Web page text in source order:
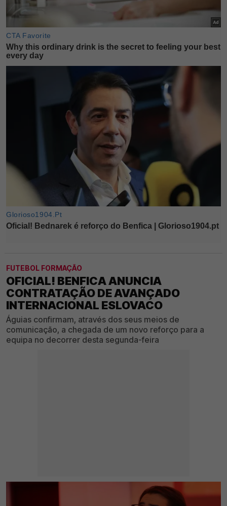
FUTEBOL FORMAÇÃO
OFICIAL! BENFICA ANUNCIA
CONTRATAÇÃO DE AVANÇADO
INTERNACIONAL ESLOVACO
Águias confirmam, através dos seus meios de
comunicação, a chegada de um novo reforço para a
equipa no decorrer desta segunda-feira